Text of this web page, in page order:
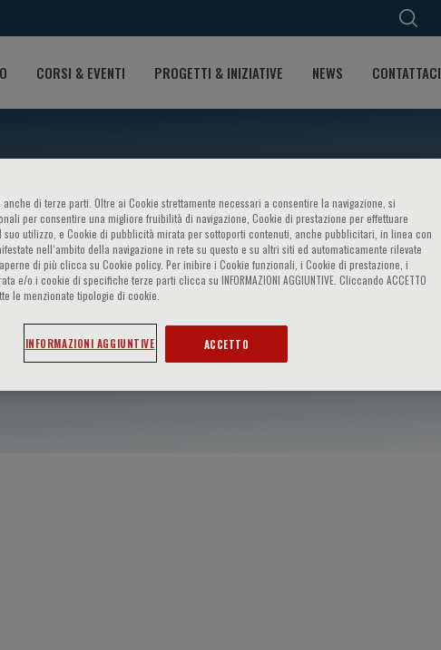
CORSI & EVENTI PROGETTI & INIZIATIVE NEWS CONTATTACI
di terze parti. Oltre ai Cookie strettamente necessari a consentire la navigazione, si
per consentire una migliore fruibilità di navigazione, Cookie di prestazione per effettuare
suo utilizzo, e Cookie di pubblicità mirata per sottoporti contenuti, anche pubblicitari, in linea con
nell‘ambito della navigazione in rete su questo e su altri siti ed automaticamente rilevate
di più clicca su Cookie policy. Per inibire i Cookie funzionali, i Cookie di prestazione, i
e/o i cookie di specifiche terze parti clicca su INFORMAZIONI AGGIUNTIVE. Cliccando ACCETTO
le menzionate tipologie di cookie.
INFORMAZIONI AGGIUNTIVE ACCETTO